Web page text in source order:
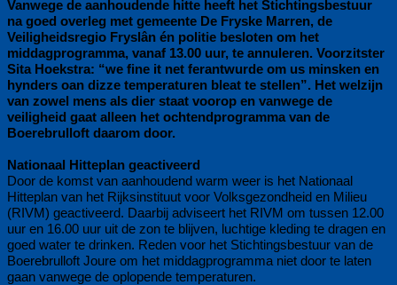
Vanwege de aanhoudende hitte heeft het Stichtingsbestuur
na goed overleg met gemeente De Fryske Marren, de
Veiligheidsregio Fryslân én politie besloten om het
middagprogramma, vanaf 13.00 uur, te annuleren. Voorzitster
Sita Hoekstra: “we fine it net ferantwurde om us minsken en
hynders oan dizze temperaturen bleat te stellen”. Het welzijn
van zowel mens als dier staat voorop en vanwege de
veiligheid gaat alleen het ochtendprogramma van de
Boerebrulloft daarom door.
Nationaal Hitteplan geactiveerd
Door de komst van aanhoudend warm weer is het Nationaal
Hitteplan van het Rijksinstituut voor Volksgezondheid en Milieu
(RIVM) geactiveerd. Daarbij adviseert het RIVM om tussen 12.00
uur en 16.00 uur uit de zon te blijven, luchtige kleding te dragen en
goed water te drinken. Reden voor het Stichtingsbestuur van de
Boerebrulloft Joure om het middagprogramma niet door te laten
gaan vanwege de oplopende temperaturen.